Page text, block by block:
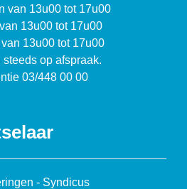
van 13u00 tot 17u00
13u00 tot 17u00
13u00 tot 17u00
op afspraak.
03/448 00 00
- Syndicus